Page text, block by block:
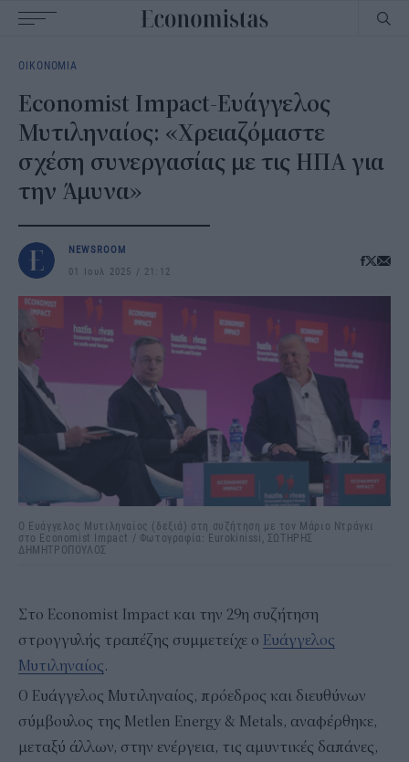
navigation
ΟΙΚΟΝΟΜΙΑ
Economist Impact-Ευάγγελος
Μυτιληναίος: «Χρειαζόμαστε
σχέση συνεργασίας με τις ΗΠΑ για
την Άμυνα»
NEWSROOM
01 Ιουλ 2025
21:12
Ο Ευάγγελος Μυτιληναίος (δεξιά) στη συζήτηση με τον Μάριο Ντράγκι
στο Economist Impact / Φωτογραφία: Εurokinissi, ΣΩΤΗΡΗΣ
ΔΗΜΗΤΡΟΠΟΥΛΟΣ
Στο Economist Impact και την 29η συζήτηση
στρογγυλής τραπέζης συμμετείχε ο Ευάγγελος
Μυτιληναίος.
Ο Ευάγγελος Μυτιληναίος, πρόεδρος και διευθύνων
σύμβουλος της Metlen Energy & Metals, αναφέρθηκε,
μεταξύ άλλων, στην ενέργεια, τις αμυντικές δαπάνες,